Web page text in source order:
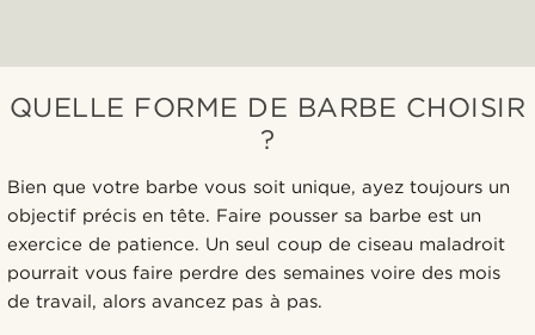
QUELLE FORME DE BARBE CHOISIR
?
Bien que votre barbe vous soit unique, ayez toujours un
objectif précis en tête. Faire pousser sa barbe est un
exercice de patience. Un seul coup de ciseau maladroit
pourrait vous faire perdre des semaines voire des mois
de travail, alors avancez pas à pas.